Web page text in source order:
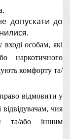
допускати до
особам, які
наркотичного
комфорту та/
відмовити у
чия
та/або іншим